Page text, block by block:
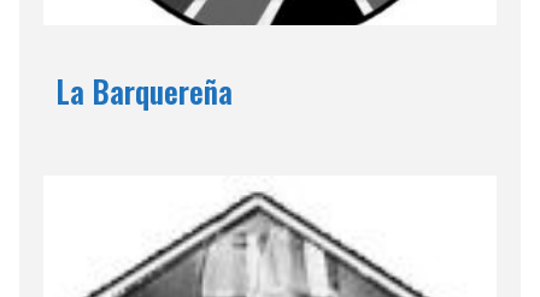
La Barquereña